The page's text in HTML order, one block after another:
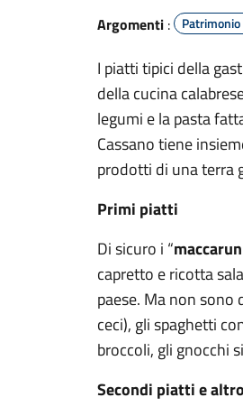
Argomenti :
I piatti tipici della
della cucina
legumi e la pasta
Cassano tiene
prodotti di una terra
Primi piatti
Di sicuro i “
capretto e ricotta
paese. Ma non sono
ceci), gli spaghetti
broccoli, gli gnocchi
Secondi piatti e altro